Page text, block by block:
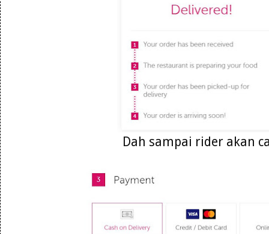
Dah sampai rider akan